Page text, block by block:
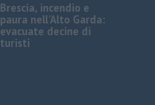
Brescia, incendio e
paura nell'Alto Garda:
evacuate decine di
turisti